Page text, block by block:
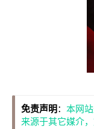
免责声明 ： 本网
来源于其它媒介